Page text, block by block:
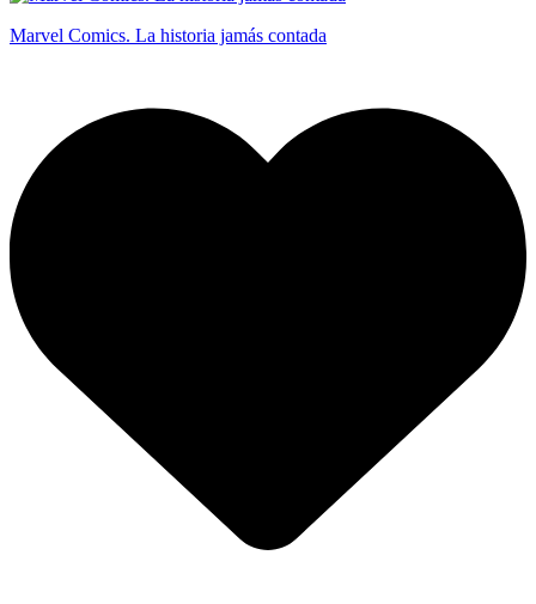
Marvel Comics. La historia jamás contada